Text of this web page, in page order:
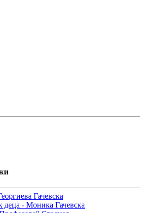
Гачевска
деца - Моника Гачевска